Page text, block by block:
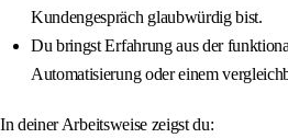
Kundengespräch glaubwürdig bist.
Du bringst Erfahrung aus der
Automatisierung oder einem
In deiner Arbeitsweise zeigst du: